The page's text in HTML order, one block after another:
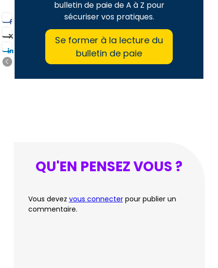
bulletin de paie de A à Z pour
sécuriser vos pratiques.
Se former à la lecture du
bulletin de paie
QU'EN PENSEZ VOUS ?
Vous devez vous connecterpour publier un
commentaire.